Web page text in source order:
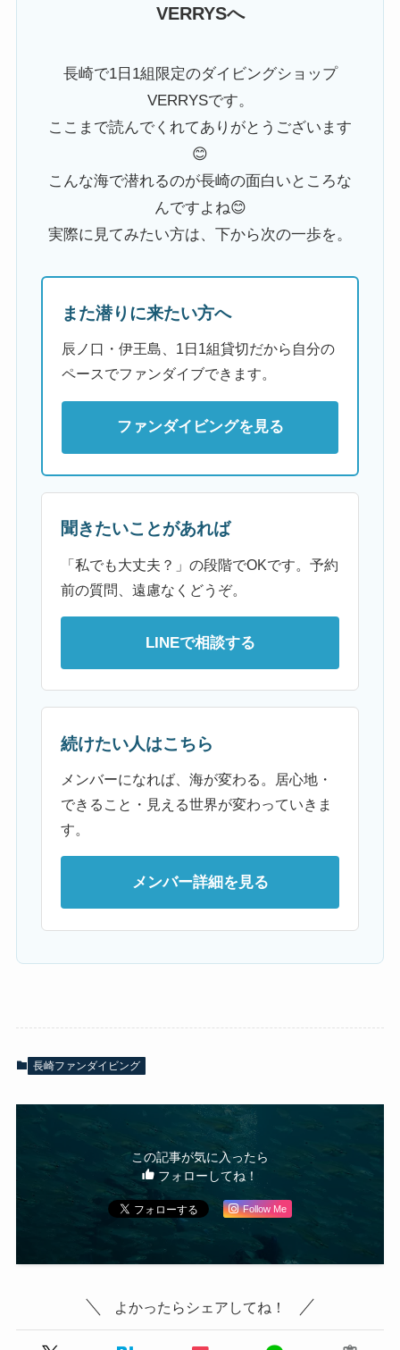
VERRYSへ
長崎で1日1組限定のダイビングショップ
VERRYSです。
ここまで読んでくれてありがとうございます
😊
こんな海で潜れるのが長崎の面白いところな
んですよね😊
実際に見てみたい方は、下から次の一歩を。
また潜りに来たい方へ
辰ノ口・伊王島、1日1組貸切だから自分の
ペースでファンダイブできます。
ファンダイビングを見る
聞きたいことがあれば
「私でも大丈夫？」の段階でOKです。予約
前の質問、遠慮なくどうぞ。
LINEで相談する
続けたい人はこちら
メンバーになれば、海が変わる。居心地・
できること・見える世界が変わっていきま
す。
メンバー詳細を見る
長崎ファンダイビング
この記事が気に入ったら
フォローしてね！
Follow Me
よかったらシェアしてね！